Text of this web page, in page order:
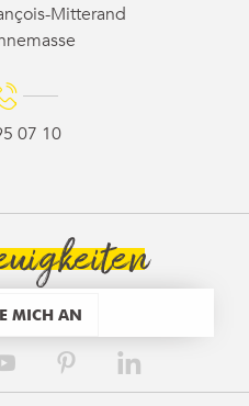
Mitterand
07 10
MICH AN